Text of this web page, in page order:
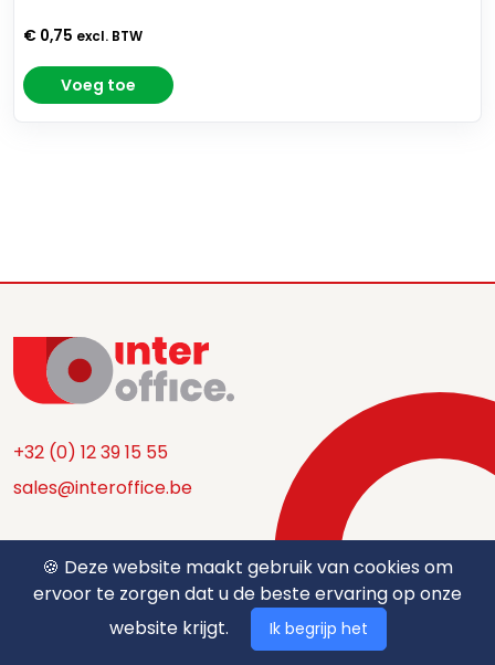
€ 0,75 excl. BTW
Voeg toe
+32 (0) 12 39 15 55
sales@interoffice.be
Home
🍪 Deze website maakt gebruik van cookies om
ervoor te zorgen dat u de beste ervaring op onze
website krijgt.
Ik begrijp het